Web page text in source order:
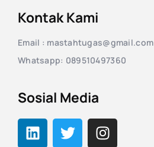
Kontak Kami
Email : mastahtugas@gmail.com
Whatsapp: 089510497360
Sosial Media